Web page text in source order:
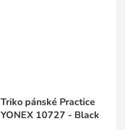
Triko pánské Practice
YONEX 10727 - Black